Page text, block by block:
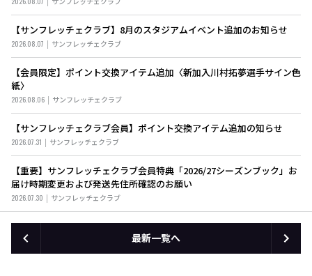
【サンフレッチェクラブ】8月のスタジアムイベント追加のお知らせ
2026.08.07 サンフレッチェクラブ
【会員限定】ポイント交換アイテム追加〈新加入川村拓夢選手サイン色
紙〉
2026.08.06 サンフレッチェクラブ
【サンフレッチェクラブ会員】ポイント交換アイテム追加の知らせ
2026.07.31 サンフレッチェクラブ
【重要】サンフレッチェクラブ会員特典「2026/27シーズンブック」お
届け時期変更および発送先住所確認のお願い
2026.07.30 サンフレッチェクラブ
最新一覧へ